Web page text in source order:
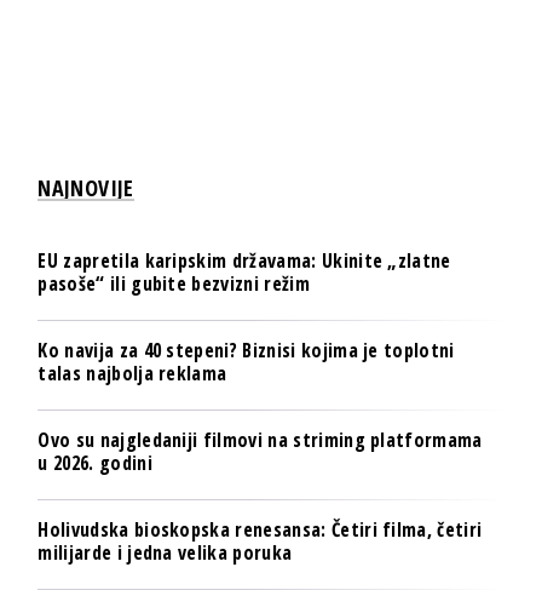
NAJNOVIJE
EU zapretila karipskim državama: Ukinite „zlatne
pasoše“ ili gubite bezvizni režim
Ko navija za 40 stepeni? Biznisi kojima je toplotni
talas najbolja reklama
Ovo su najgledaniji filmovi na striming platformama
u 2026. godini
Holivudska bioskopska renesansa: Četiri filma, četiri
milijarde i jedna velika poruka